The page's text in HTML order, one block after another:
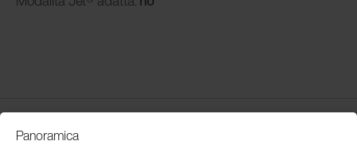
Customer Service
Panoramica